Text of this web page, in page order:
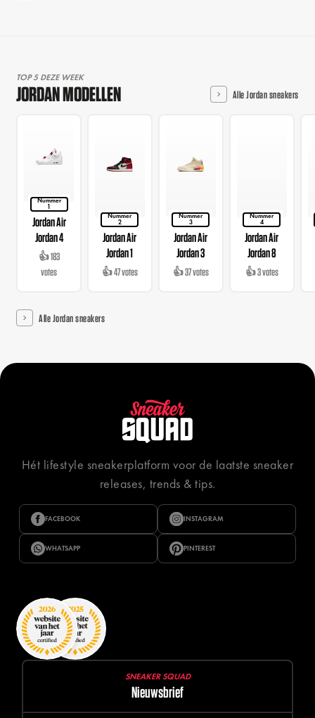
TOP 5 DEZE WEEK
JORDAN MODELLEN Alle Jordan sneakers
Nummer
1
Jordan Air
Jordan 4
👍 183
votes
Nummer
2
Jordan Air
Jordan 1
👍 47 votes
Nummer
3
Jordan Air
Jordan 3
👍 37 votes
Nummer
4
Jordan Air
Jordan 8
👍 3 votes
Alle Jordan sneakers
Hét lifestyle sneakerplatform voor de laatste sneaker
releases, trends & tips.
FACEBOOK INSTAGRAM
WHATSAPP PINTEREST
SNEAKER SQUAD
Nieuwsbrief